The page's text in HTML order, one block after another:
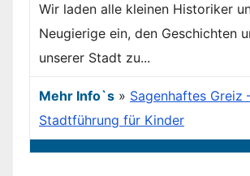
Wir laden alle kleinen Historiker
Neugierige ein, den Geschichten
unserer Stadt zu...
Mehr Info`s » Sagenhaftes Greiz
Stadtführung für Kinder